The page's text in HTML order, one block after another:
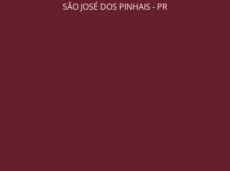
SÃO JOSÉ DOS PINHAIS - PR